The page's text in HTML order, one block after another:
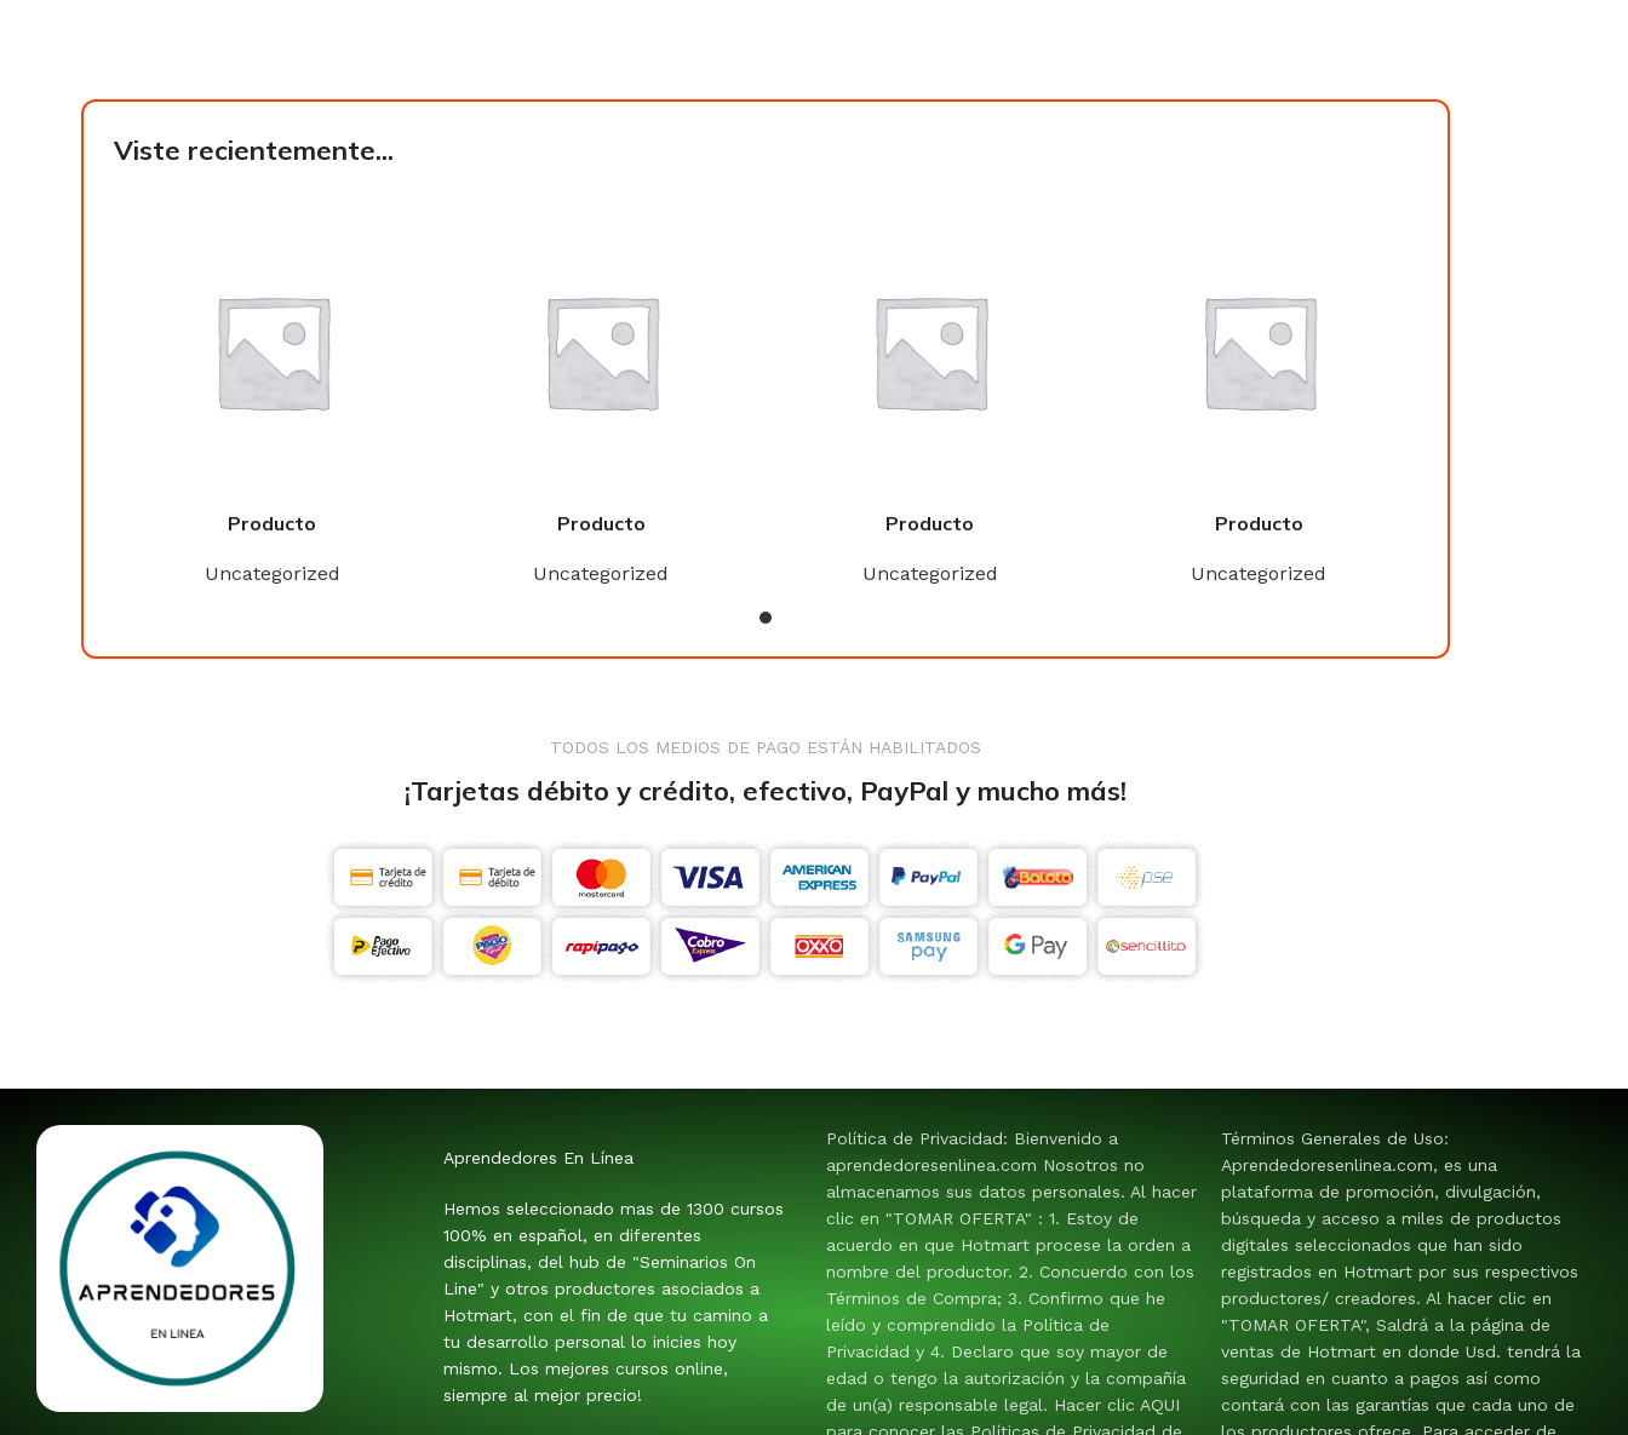
Viste recientemente...
Producto
Uncategorized
Producto
Uncategorized
Producto
Uncategorized
Producto
Uncategorized
TODOS LOS MEDIOS DE PAGO ESTÁN HABILITADOS
¡Tarjetas débito y crédito, efectivo, PayPal y mucho más!
Aprendedores En Línea
Hemos seleccionado mas de 1300 cursos
100% en español, en diferentes
disciplinas, del hub de "Seminarios On
Line" y otros productores asociados a
Hotmart, con el fin de que tu camino a
tu desarrollo personal lo inicies hoy
mismo. Los mejores cursos online,
siempre al mejor precio!
Política de Privacidad: Bienvenido a
aprendedoresenlinea.com Nosotros no
almacenamos sus datos personales. Al hacer
clic en "TOMAR OFERTA" : 1. Estoy de
acuerdo en que Hotmart procese la orden a
nombre del productor. 2. Concuerdo con los
Términos de Compra; 3. Confirmo que he
leído y comprendido la Política de
Privacidad y 4. Declaro que soy mayor de
edad o tengo la autorización y la compañía
de un(a) responsable legal. Hacer clic AQUI
para conocer las Políticas de Privacidad de
Términos Generales de Uso:
Aprendedoresenlinea.com, es una
plataforma de promoción, divulgación,
búsqueda y acceso a miles de productos
digitales seleccionados que han sido
registrados en Hotmart por sus respectivos
productores/ creadores. Al hacer clic en
"TOMAR OFERTA", Saldrá a la página de
ventas de Hotmart en donde Usd. tendrá la
seguridad en cuanto a pagos así como
contará con las garantías que cada uno de
los productores ofrece. Para acceder de